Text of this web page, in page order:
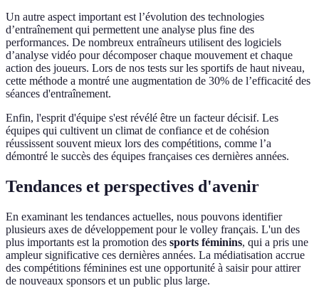
Un autre aspect important est l’évolution des technologies
d’entraînement qui permettent une analyse plus fine des
performances. De nombreux entraîneurs utilisent des logiciels
d’analyse vidéo pour décomposer chaque mouvement et chaque
action des joueurs. Lors de nos tests sur les sportifs de haut niveau,
cette méthode a montré une augmentation de 30% de l’efficacité des
séances d'entraînement.
Enfin, l'esprit d'équipe s'est révélé être un facteur décisif. Les
équipes qui cultivent un climat de confiance et de cohésion
réussissent souvent mieux lors des compétitions, comme l’a
démontré le succès des équipes françaises ces dernières années.
Tendances et perspectives d'avenir
En examinant les tendances actuelles, nous pouvons identifier
plusieurs axes de développement pour le volley français. L'un des
plus importants est la promotion des sports féminins, qui a pris une
ampleur significative ces dernières années. La médiatisation accrue
des compétitions féminines est une opportunité à saisir pour attirer
de nouveaux sponsors et un public plus large.